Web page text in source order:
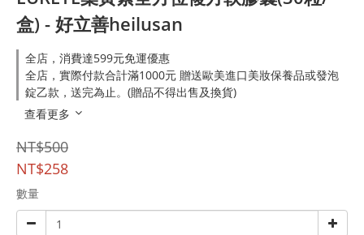
盒) - 好立善heilusan
全店，消費達599元免運優惠
全店，實際付款合計滿1000元 贈送歐美進口美妝保養品或發泡
錠乙款，送完為止。(贈品不得出售及換貨)
查看更多
NT$500
NT$258
數量